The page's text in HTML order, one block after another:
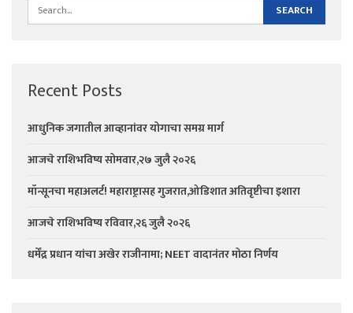
Recent Posts
आधुनिक जगातील आव्हानांवर योगाचा समग्र मार्ग
आजचे राशिभविष्य सोमवार,२७ जुलै २०२६
मॉन्सूनचा महाअलर्ट! महाराष्ट्रासह गुजरात,ओडिशात अतिवृष्टीचा इशारा
आजचे राशिभविष्य रविवार,२६ जुलै २०२६
धर्मेंद्र प्रधान यांचा अखेर राजीनामा; NEET वादानंतर मोठा निर्णय